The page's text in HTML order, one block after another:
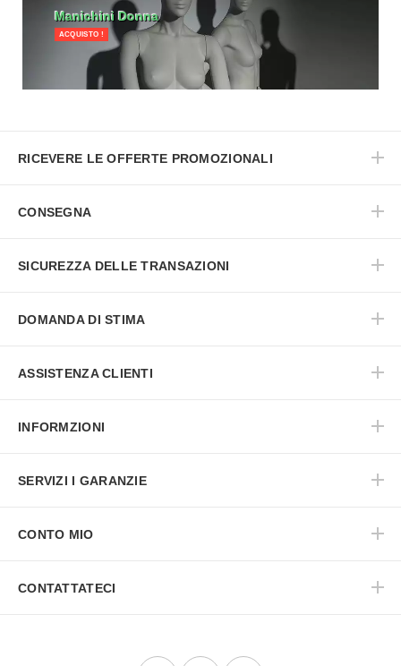
Manichini Donna
ACQUISTO !
RICEVERE LE OFFERTE PROMOZIONALI
CONSEGNA
SICUREZZA DELLE TRANSAZIONI
DOMANDA DI STIMA
ASSISTENZA CLIENTI
INFORMZIONI
SERVIZI I GARANZIE
CONTO MIO
CONTATTATECI